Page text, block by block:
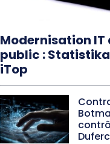
Modernisation IT
public :
iTop